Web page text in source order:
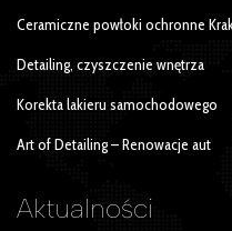
Ceramiczne powłoki ochronne
Detailing, czyszczenie wnętrza
Korekta lakieru samochodowego
Art of Detailing – Renowacje aut
Aktualności